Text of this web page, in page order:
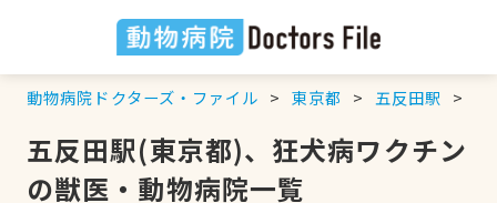
動物病院ドクターズ・ファイル 東京都 五反田駅
五反田駅(東京都)、狂犬病ワクチン
の獣医・動物病院一覧